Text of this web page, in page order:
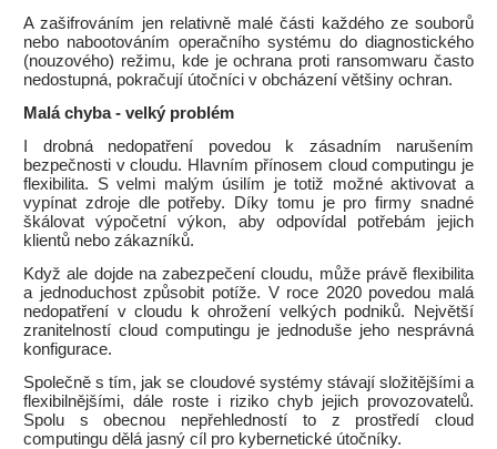
A zašifrováním jen relativně malé části každého ze souborů
nebo nabootováním operačního systému do diagnostického
(nouzového) režimu, kde je ochrana proti ransomwaru často
nedostupná, pokračují útočníci v obcházení většiny ochran.
Malá chyba - velký problém
I drobná nedopatření povedou k zásadním narušením
bezpečnosti v cloudu. Hlavním přínosem cloud computingu je
flexibilita. S velmi malým úsilím je totiž možné aktivovat a
vypínat zdroje dle potřeby. Díky tomu je pro firmy snadné
škálovat výpočetní výkon, aby odpovídal potřebám jejich
klientů nebo zákazníků.
Když ale dojde na zabezpečení cloudu, může právě flexibilita
a jednoduchost způsobit potíže. V roce 2020 povedou malá
nedopatření v cloudu k ohrožení velkých podniků. Největší
zranitelností cloud computingu je jednoduše jeho nesprávná
konfigurace.
Společně s tím, jak se cloudové systémy stávají složitějšími a
flexibilnějšími, dále roste i riziko chyb jejich provozovatelů.
Spolu s obecnou nepřehledností to z prostředí cloud
computingu dělá jasný cíl pro kybernetické útočníky.